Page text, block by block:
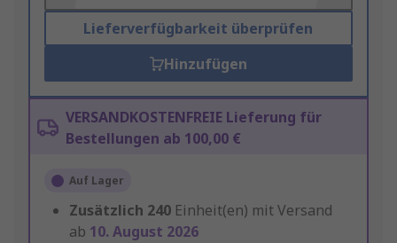
Lieferverfügbarkeit überprüfen
Hinzufügen
VERSANDKOSTENFREIE Lieferung für
Bestellungen ab 100,00 €
Auf Lager
Zusätzlich 240 Einheit(en) mit Versand
ab 10. August 2026